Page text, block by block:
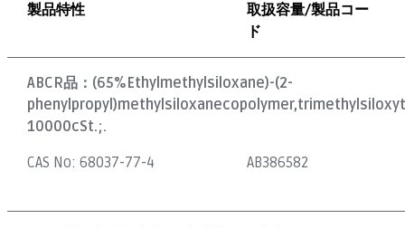
製品特性
取扱容量/製品コー
ド
ABCR品： (65%Ethylmethylsiloxane)-(2-
10000cSt.;.
CAS No:68037-77-4 AB386582